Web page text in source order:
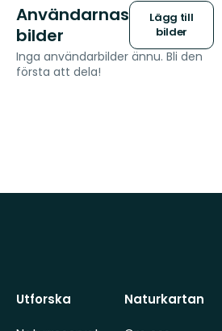
Användarnas
bilder
Lägg till
bilder
Inga användarbilder ännu. Bli den
första att dela!
Utforska
Naturkartan